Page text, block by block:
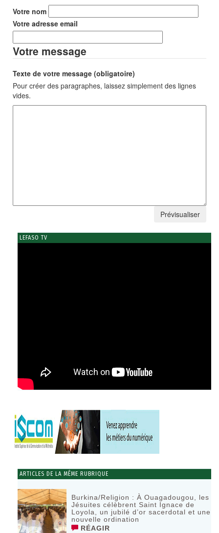
Votre nom
Votre adresse email
Votre message
Texte de votre message (obligatoire)
Pour créer des paragraphes, laissez simplement des lignes
vides.
LEFASO TV
ARTICLES DE LA MÊME RUBRIQUE
Burkina/Religion : À Ouagadougou, les
Jésuites célèbrent Saint Ignace de
Loyola, un jubilé d’or sacerdotal et une
nouvelle ordination
RÉAGIR